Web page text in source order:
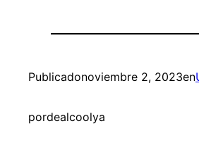
Publicadonoviembre 2, 2023en
pordealcoolya